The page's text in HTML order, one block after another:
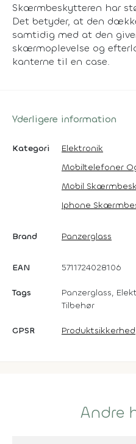
Skærmbeskytteren har
Det betyder, at den
samtidig med at den
skærmoplevelse og
kanterne til en case.
Yderligere information
Kategori
Elektronik
Mobiltelefoner
Mobil
Iphone
Brand Panzerglass
EAN 5711724028106
Tags
Panzerglass,
Tilbehør
GPSR Produktsikkerhed
Andre